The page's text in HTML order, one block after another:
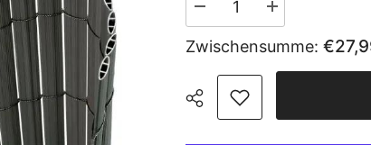
verringern
für
Sekey
Sichtschutzmatte
mit
doppelter
Verstärkung
Menge
erhöhen
Sekey
Verstärkung
Zwischensumme: